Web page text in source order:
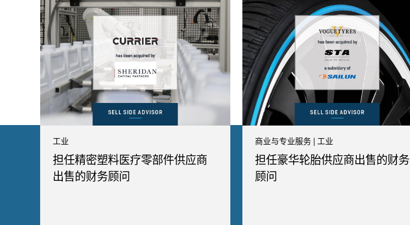
工业
担任精密塑料医疗零部件供应商
出售的财务顾问
商业与专业服务 | 工业
担任豪华轮胎供应商出售的财务
顾问